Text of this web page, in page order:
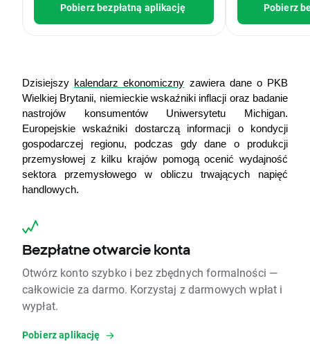
Pobierz bezpłatną aplikację Pobierz
Dzisiejszy kalendarz ekonomiczny zawiera dane o PKB
Wielkiej Brytanii, niemieckie wskaźniki inflacji oraz badanie
nastrojów konsumentów Uniwersytetu Michigan.
Europejskie wskaźniki dostarczą informacji o kondycji
gospodarczej regionu, podczas gdy dane o produkcji
przemysłowej z kilku krajów pomogą ocenić wydajność
sektora przemysłowego w obliczu trwających napięć
handlowych.
Bezpłatne otwarcie konta
Otwórz konto szybko i bez zbędnych formalności —
całkowicie za darmo. Korzystaj z darmowych wpłat i
wypłat.
Pobierz aplikację